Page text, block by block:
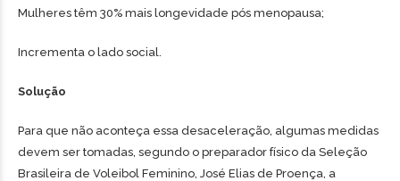
Mulheres têm 30% mais longevidade pós menopausa;
Incrementa o lado social.
Solução
Para que não aconteça essa desaceleração, algumas medidas
devem ser tomadas, segundo o preparador físico da Seleção
Brasileira de Voleibol Feminino, José Elias de Proença, a